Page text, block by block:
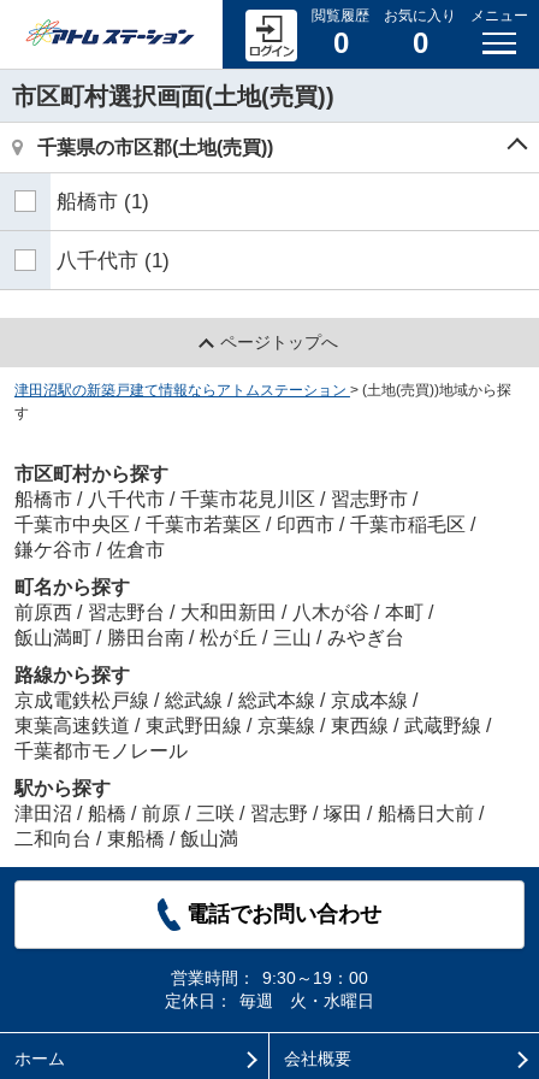
閲覧履歴
0
お気に入り
0
メニュー
市区町村選択画面(土地(売買))
千葉県の市区郡(土地(売買))
船橋市 (1)
八千代市 (1)
ページトップへ
津田沼駅の新築戸建て情報ならアトムステーション > (土地(売買))地域から探
す
市区町村から探す
船橋市 / 八千代市 / 千葉市花見川区 / 習志野市 /
千葉市中央区 / 千葉市若葉区 / 印西市 / 千葉市稲毛区 /
鎌ケ谷市 / 佐倉市
町名から探す
前原西 / 習志野台 / 大和田新田 / 八木が谷 / 本町 /
飯山満町 / 勝田台南 / 松が丘 / 三山 / みやぎ台
路線から探す
京成電鉄松戸線 / 総武線 / 総武本線 / 京成本線 /
東葉高速鉄道 / 東武野田線 / 京葉線 / 東西線 / 武蔵野線 /
千葉都市モノレール
駅から探す
津田沼 / 船橋 / 前原 / 三咲 / 習志野 / 塚田 / 船橋日大前 /
二和向台 / 東船橋 / 飯山満
電話でお問い合わせ
営業時間：
9:30～19：00
定休日：
毎週 火・水曜日
ホーム 会社概要